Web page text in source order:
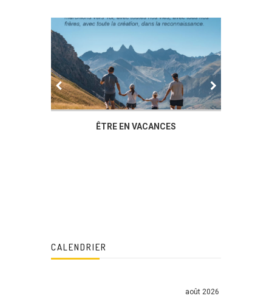
ÊTRE EN VACANCES
CALENDRIER
août 2026